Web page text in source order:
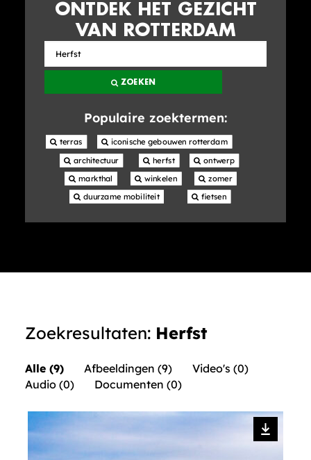
ONTDEK HET GEZICHT
VAN ROTTERDAM
Zoek
in
de
mediabank
ZOEKEN
Populaire zoektermen:
terras
iconische gebouwen rotterdam
architectuur
herfst
ontwerp
markthal
winkelen
zomer
duurzame mobiliteit
fietsen
Zoekresultaten: Herfst
Alle (9) Afbeeldingen (9)
Video's (0)
Audio (0)
Documenten (0)